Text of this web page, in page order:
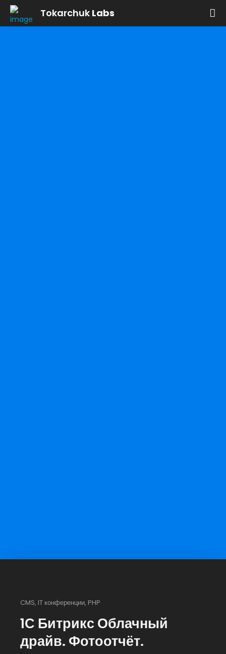
Tokarchuk Labs
CMS, IT конференции, PHP
1С Битрикс Облачный
драйв. Фотоотчёт.